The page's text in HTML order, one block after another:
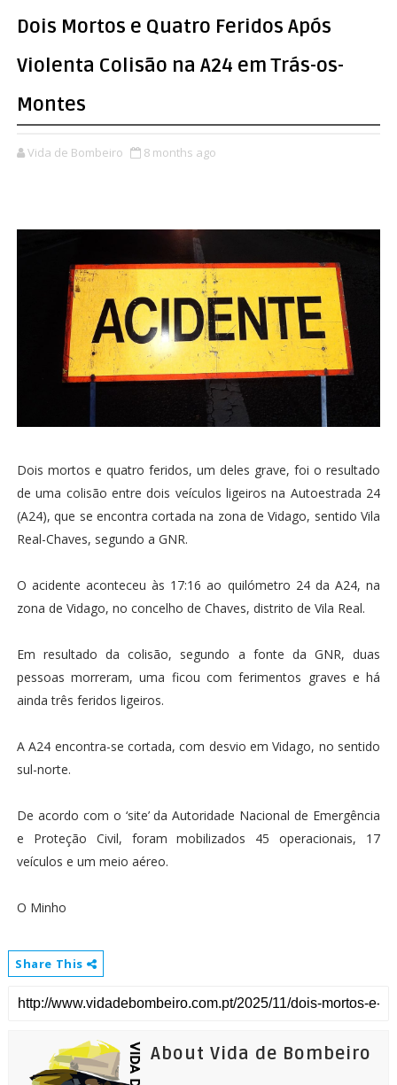
Dois Mortos e Quatro Feridos Após
Violenta Colisão na A24 em Trás-os-
Montes
Vida de Bombeiro 8 months ago
Dois mortos e quatro feridos, um deles grave, foi o resultado
de uma colisão entre dois veículos ligeiros na Autoestrada 24
(A24), que se encontra cortada na zona de Vidago, sentido Vila
Real-Chaves, segundo a GNR.
O acidente aconteceu às 17:16 ao quilómetro 24 da A24, na
zona de Vidago, no concelho de Chaves, distrito de Vila Real.
Em resultado da colisão, segundo a fonte da GNR, duas
pessoas morreram, uma ficou com ferimentos graves e há
ainda três feridos ligeiros.
A A24 encontra-se cortada, com desvio em Vidago, no sentido
sul-norte.
De acordo com o ‘site’ da Autoridade Nacional de Emergência
e Proteção Civil, foram mobilizados 45 operacionais, 17
veículos e um meio aéreo.
O Minho
Share This
About Vida de Bombeiro